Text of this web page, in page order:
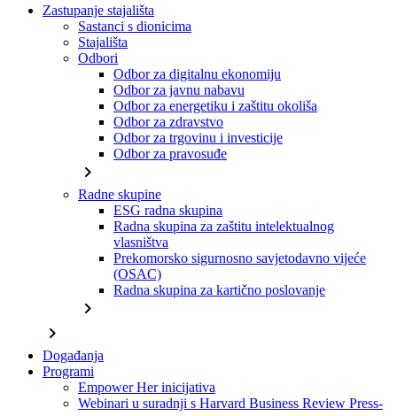
Zastupanje stajališta
Sastanci s dionicima
Stajališta
Odbori
Odbor za digitalnu ekonomiju
Odbor za javnu nabavu
Odbor za energetiku i zaštitu okoliša
Odbor za zdravstvo
Odbor za trgovinu i investicije
Odbor za pravosuđe
chevron_right
Radne skupine
ESG radna skupina
Radna skupina za zaštitu intelektualnog
vlasništva
Prekomorsko sigurnosno savjetodavno vijeće
(OSAC)
Radna skupina za kartično poslovanje
chevron_right
chevron_right
Događanja
Programi
Empower Her inicijativa
Webinari u suradnji s Harvard Business Review Press-